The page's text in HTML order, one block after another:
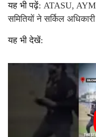
यह भी पढ़ें: ATASU, AYM
समितियों ने सर्किल अधिकारी
यह भी देखें: